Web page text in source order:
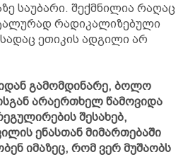
საუბარი. შექმნილია რაღაც
რადიკალიზებული
ეთიკის ადგილი არ
გამომდინარე, ბოლო
არაერთხელ წამოვიდა
შესახებ,
ენასთან მიმართებაში
იმაზეც, რომ ვერ მუშაობს